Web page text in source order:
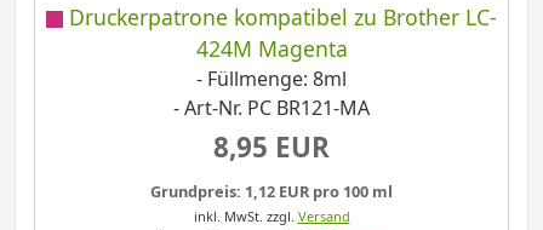
Druckerpatrone kompatibel zu Brother LC-
424M Magenta
- Füllmenge: 8ml
- Art-Nr. PC BR121-MA
8,95 EUR
Grundpreis: 1,12 EUR pro 100 ml
inkl. MwSt. zzgl. Versand